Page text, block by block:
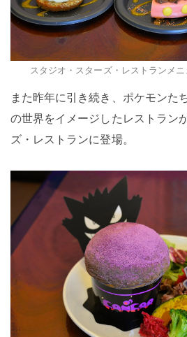
スタジオ・スターズ・レストランメ
また昨年に引き続き、ポケモンた
の世界をイメージしたレストラン
ズ・レストランに登場。